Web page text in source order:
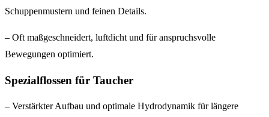
Schuppenmustern und feinen Details.
– Oft maßgeschneidert, luftdicht und für anspruchsvolle
Bewegungen optimiert.
Spezialflossen für Taucher
– Verstärkter Aufbau und optimale Hydrodynamik für längere